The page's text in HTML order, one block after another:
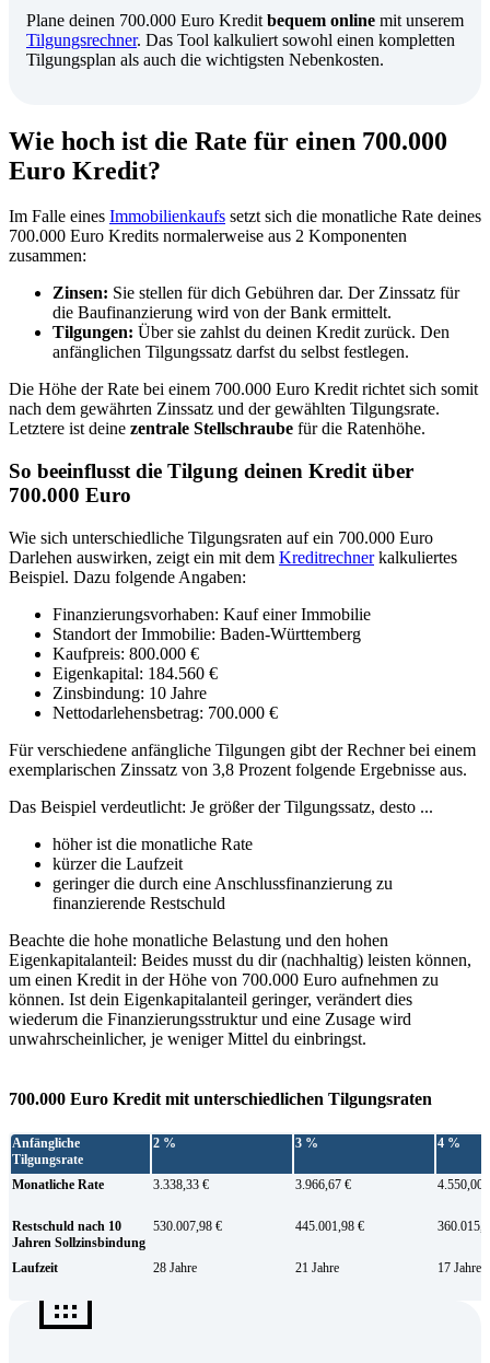
Plane deinen 700.000 Euro Kredit bequem online mit unserem
Tilgungsrechner. Das Tool kalkuliert sowohl einen kompletten
Tilgungsplan als auch die wichtigsten Nebenkosten.
Wie hoch ist die Rate für einen 700.000
Euro Kredit?
Im Falle eines Immobilienkaufs setzt sich die monatliche Rate deines
700.000 Euro Kredits normalerweise aus 2 Komponenten
zusammen:
Zinsen: Sie stellen für dich Gebühren dar. Der Zinssatz für
die Baufinanzierung wird von der Bank ermittelt.
Tilgungen: Über sie zahlst du deinen Kredit zurück. Den
anfänglichen Tilgungssatz darfst du selbst festlegen.
Die Höhe der Rate bei einem 700.000 Euro Kredit richtet sich somit
nach dem gewährten Zinssatz und der gewählten Tilgungsrate.
Letztere ist deine zentrale Stellschraube für die Ratenhöhe.
So beeinflusst die Tilgung deinen Kredit über
700.000 Euro
Wie sich unterschiedliche Tilgungsraten auf ein 700.000 Euro
Darlehen auswirken, zeigt ein mit dem Kreditrechnerkalkuliertes
Beispiel. Dazu folgende Angaben:
Finanzierungsvorhaben: Kauf einer Immobilie
Standort der Immobilie: Baden-Württemberg
Kaufpreis: 800.000 €
Eigenkapital: 184.560 €
Zinsbindung: 10 Jahre
Nettodarlehensbetrag: 700.000 €
Für verschiedene anfängliche Tilgungen gibt der Rechner bei einem
exemplarischen Zinssatz von 3,8 Prozent folgende Ergebnisse aus.
Das Beispiel verdeutlicht: Je größer der Tilgungssatz, desto ...
höher ist die monatliche Rate
kürzer die Laufzeit
geringer die durch eine Anschlussfinanzierung zu
finanzierende Restschuld
Beachte die hohe monatliche Belastung und den hohen
Eigenkapitalanteil: Beides musst du dir (nachhaltig) leisten können,
um einen Kredit in der Höhe von 700.000 Euro aufnehmen zu
können. Ist dein Eigenkapitalanteil geringer, verändert dies
wiederum die Finanzierungsstruktur und eine Zusage wird
unwahrscheinlicher, je weniger Mittel du einbringst.
700.000 Euro Kredit mit unterschiedlichen Tilgungsraten
Anfängliche
Tilgungsrate
2 % 3 % 4 %
Monatliche Rate 3.338,33 € 3.966,67 € 4.550,00
Restschuld nach 10
Jahren Sollzinsbindung
530.007,98 € 445.001,98 €
Laufzeit 28 Jahre 21 Jahre 17 Jahre